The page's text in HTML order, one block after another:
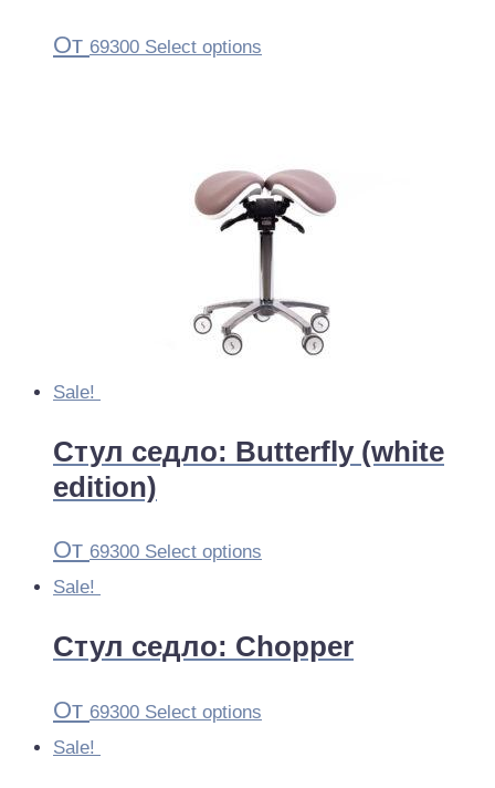
От 69300 Select options
Sale!
Стул седло: Butterfly (white
edition)
От 69300 Select options
Sale!
Стул седло: Chopper
От 69300 Select options
Sale!